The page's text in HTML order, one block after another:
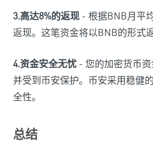
3.高达8%的返现 - 根据BNB月平
返现。这笔资金将以BNB的形式
4.资金安全无忧 - 您的加密货币资
并受到币安保护。币安采用稳健
全性。
总结